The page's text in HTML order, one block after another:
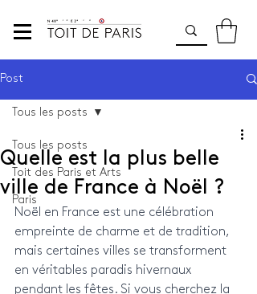
Post
Tous les posts
Toit des Paris et Arts
Paris
Tous les posts
Quelle est la plus belle
ville de France à Noël ?
Noël en France est une célébration
empreinte de charme et de tradition,
mais certaines villes se transforment
en véritables paradis hivernaux
pendant les fêtes. Si vous cherchez la